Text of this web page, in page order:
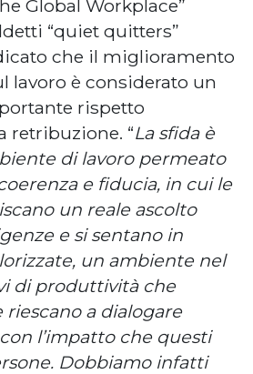
Global Workplace”
“quiet quitters”
che il miglioramento
lavoro è considerato un
rispetto
retribuzione. “La sfida è
di lavoro permeato
e fiducia, in cui le
un reale ascolto
e si sentano in
un ambiente nel
di produttività che
riescano a dialogare
l’impatto che questi
Dobbiamo infatti